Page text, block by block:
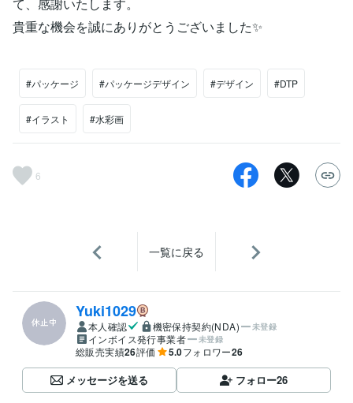
て、感謝いたします。
貴重な機会を誠にありがとうございました✨
#パッケージ #パッケージデザイン #デザイン #DTP
#イラスト #水彩画
6
一覧に戻る
Yuki1029
本人確認 機密保持契約(NDA) 未登録
インボイス発行事業者 未登録
総販売実績26評価 5.0フォロワー26
メッセージを送る フォロー26